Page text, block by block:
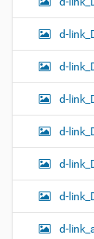
d-
d-
d-
d-
d-
d-
d-